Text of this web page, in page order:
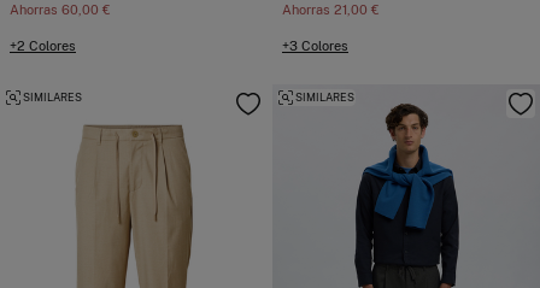
Ahorras 60,00 €
+2 Colores
Ahorras 21,00 €
+3 Colores
SIMILARES SIMILARES